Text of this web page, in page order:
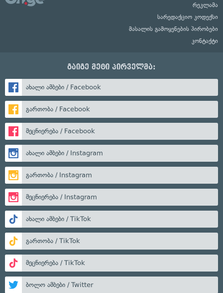
რეკლამა
სარედაქციო კოდექსი
მასალის გამოყენების პირობები
კონტაქტი
გაიგე მეტი პირველმა:
ახალი ამბები / Facebook
გართობა / Facebook
მეცნიერება / Facebook
ახალი ამბები / Instagram
გართობა / Instagram
მეცნიერება / Instagram
ახალი ამბები / TikTok
გართობა / TikTok
მეცნიერება / TikTok
ბოლო ამბები / Twitter